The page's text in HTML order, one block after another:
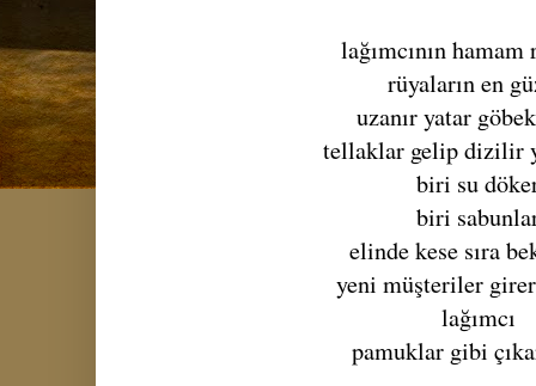
lağımcının hamam
rüyaların en
uzanır yatar
tellaklar gelip dizilir
biri su
biri
elinde kese sıra
yeni müşteriler
lağımcı
pamuklar gibi